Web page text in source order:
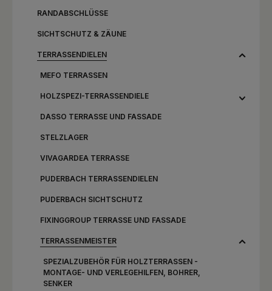
RANDABSCHLÜSSE
SICHTSCHUTZ & ZÄUNE
TERRASSENDIELEN
MEFO TERRASSEN
HOLZSPEZI-TERRASSENDIELE
DASSO TERRASSE UND FASSADE
STELZLAGER
VIVAGARDEA TERRASSE
PUDERBACH TERRASSENDIELEN
PUDERBACH SICHTSCHUTZ
FIXINGGROUP TERRASSE UND FASSADE
TERRASSENMEISTER
SPEZIALZUBEHÖR FÜR HOLZTERRASSEN -
MONTAGE- UND VERLEGEHILFEN, BOHRER,
SENKER